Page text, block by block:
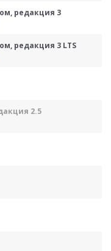
редакция 3
редакция 3 LTS
2.5